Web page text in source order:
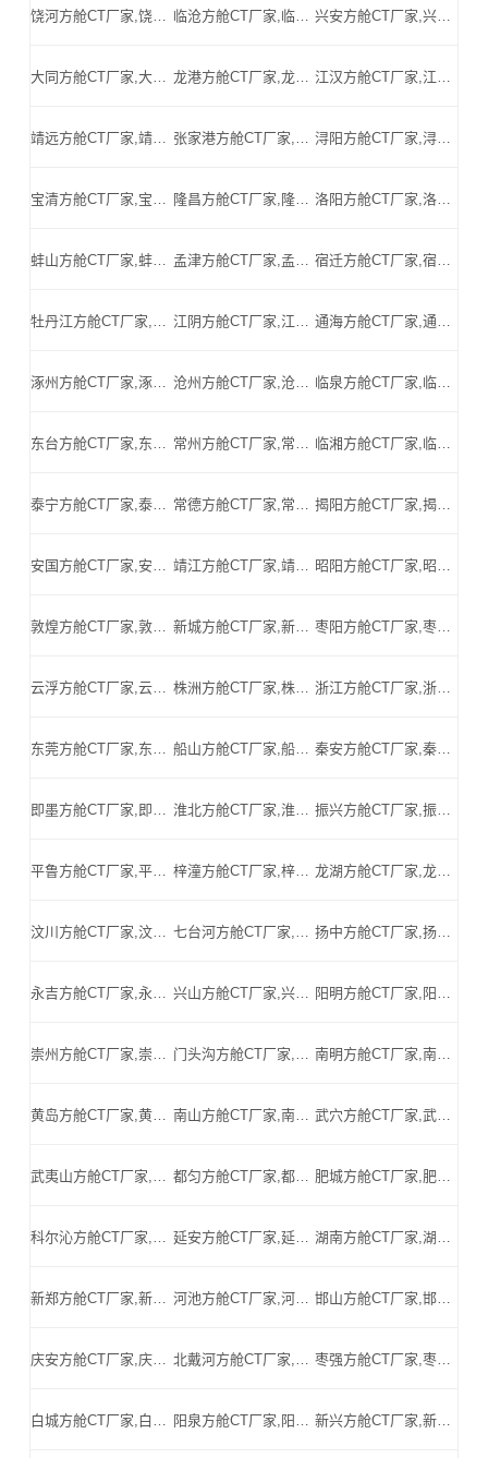
饶河方舱CT厂家,饶河方舱式CT,饶河CT方舱,饶河方舱CT,饶河医用CT方舱,饶河移动方舱CT-饶河医用CT方舱公司 临沧方舱CT厂家,临沧方舱式CT,临沧CT方舱,临沧方舱CT,临沧医用CT方舱,临沧移动方舱CT-临沧医用CT方舱公司 兴安方舱CT厂家,兴安方舱式CT,兴安CT方舱,兴安方舱CT,兴安医用CT方舱,兴安移动方舱CT-兴安医用CT方舱公司
大同方舱CT厂家,大同方舱式CT,大同CT方舱,大同方舱CT,大同医用CT方舱,大同移动方舱CT-大同医用CT方舱公司 龙港方舱CT厂家,龙港方舱式CT,龙港CT方舱,龙港方舱CT,龙港医用CT方舱,龙港移动方舱CT-龙港医用CT方舱公司 江汉方舱CT厂家,江汉方舱式CT,江汉CT方舱,江汉方舱CT,江汉医用CT方舱,江汉移动方舱CT-江汉医用CT方舱公司
靖远方舱CT厂家,靖远方舱式CT,靖远CT方舱,靖远方舱CT,靖远医用CT方舱,靖远移动方舱CT-靖远医用CT方舱公司 张家港方舱CT厂家,张家港方舱式CT,张家港CT方舱,张家港方舱CT,张家港医用CT方舱,张家港移动方舱CT-张家港医用CT方舱公司 浔阳方舱CT厂家,浔阳方舱式CT,浔阳CT方舱,浔阳方舱CT,浔阳医用CT方舱,浔阳移动方舱CT-浔阳医用CT方舱公司
宝清方舱CT厂家,宝清方舱式CT,宝清CT方舱,宝清方舱CT,宝清医用CT方舱,宝清移动方舱CT-宝清医用CT方舱公司 隆昌方舱CT厂家,隆昌方舱式CT,隆昌CT方舱,隆昌方舱CT,隆昌医用CT方舱,隆昌移动方舱CT-隆昌医用CT方舱公司 洛阳方舱CT厂家,洛阳方舱式CT,洛阳CT方舱,洛阳方舱CT,洛阳医用CT方舱,洛阳移动方舱CT-洛阳医用CT方舱公司
蚌山方舱CT厂家,蚌山方舱式CT,蚌山CT方舱,蚌山方舱CT,蚌山医用CT方舱,蚌山移动方舱CT-蚌山医用CT方舱公司 孟津方舱CT厂家,孟津方舱式CT,孟津CT方舱,孟津方舱CT,孟津医用CT方舱,孟津移动方舱CT-孟津医用CT方舱公司 宿迁方舱CT厂家,宿迁方舱式CT,宿迁CT方舱,宿迁方舱CT,宿迁医用CT方舱,宿迁移动方舱CT-宿迁医用CT方舱公司
牡丹江方舱CT厂家,牡丹江方舱式CT,牡丹江CT方舱,牡丹江方舱CT,牡丹江医用CT方舱,牡丹江移动方舱CT-牡丹江医用CT方舱公司 江阴方舱CT厂家,江阴方舱式CT,江阴CT方舱,江阴方舱CT,江阴医用CT方舱,江阴移动方舱CT-江阴医用CT方舱公司 通海方舱CT厂家,通海方舱式CT,通海CT方舱,通海方舱CT,通海医用CT方舱,通海移动方舱CT-通海医用CT方舱公司
涿州方舱CT厂家,涿州方舱式CT,涿州CT方舱,涿州方舱CT,涿州医用CT方舱,涿州移动方舱CT-涿州医用CT方舱公司 沧州方舱CT厂家,沧州方舱式CT,沧州CT方舱,沧州方舱CT,沧州医用CT方舱,沧州移动方舱CT-沧州医用CT方舱公司 临泉方舱CT厂家,临泉方舱式CT,临泉CT方舱,临泉方舱CT,临泉医用CT方舱,临泉移动方舱CT-临泉医用CT方舱公司
东台方舱CT厂家,东台方舱式CT,东台CT方舱,东台方舱CT,东台医用CT方舱,东台移动方舱CT-东台医用CT方舱公司 常州方舱CT厂家,常州方舱式CT,常州CT方舱,常州方舱CT,常州医用CT方舱,常州移动方舱CT-常州医用CT方舱公司 临湘方舱CT厂家,临湘方舱式CT,临湘CT方舱,临湘方舱CT,临湘医用CT方舱,临湘移动方舱CT-临湘医用CT方舱公司
泰宁方舱CT厂家,泰宁方舱式CT,泰宁CT方舱,泰宁方舱CT,泰宁医用CT方舱,泰宁移动方舱CT-泰宁医用CT方舱公司 常德方舱CT厂家,常德方舱式CT,常德CT方舱,常德方舱CT,常德医用CT方舱,常德移动方舱CT-常德医用CT方舱公司 揭阳方舱CT厂家,揭阳方舱式CT,揭阳CT方舱,揭阳方舱CT,揭阳医用CT方舱,揭阳移动方舱CT-揭阳医用CT方舱公司
安国方舱CT厂家,安国方舱式CT,安国CT方舱,安国方舱CT,安国医用CT方舱,安国移动方舱CT-安国医用CT方舱公司 靖江方舱CT厂家,靖江方舱式CT,靖江CT方舱,靖江方舱CT,靖江医用CT方舱,靖江移动方舱CT-靖江医用CT方舱公司 昭阳方舱CT厂家,昭阳方舱式CT,昭阳CT方舱,昭阳方舱CT,昭阳医用CT方舱,昭阳移动方舱CT-昭阳医用CT方舱公司
敦煌方舱CT厂家,敦煌方舱式CT,敦煌CT方舱,敦煌方舱CT,敦煌医用CT方舱,敦煌移动方舱CT-敦煌医用CT方舱公司 新城方舱CT厂家,新城方舱式CT,新城CT方舱,新城方舱CT,新城医用CT方舱,新城移动方舱CT-新城医用CT方舱公司 枣阳方舱CT厂家,枣阳方舱式CT,枣阳CT方舱,枣阳方舱CT,枣阳医用CT方舱,枣阳移动方舱CT-枣阳医用CT方舱公司
云浮方舱CT厂家,云浮方舱式CT,云浮CT方舱,云浮方舱CT,云浮医用CT方舱,云浮移动方舱CT-云浮医用CT方舱公司 株洲方舱CT厂家,株洲方舱式CT,株洲CT方舱,株洲方舱CT,株洲医用CT方舱,株洲移动方舱CT-株洲医用CT方舱公司 浙江方舱CT厂家,浙江方舱式CT,浙江CT方舱,浙江方舱CT,浙江医用CT方舱,浙江移动方舱CT-浙江医用CT方舱公司
东莞方舱CT厂家,东莞方舱式CT,东莞CT方舱,东莞方舱CT,东莞医用CT方舱,东莞移动方舱CT-东莞医用CT方舱公司 船山方舱CT厂家,船山方舱式CT,船山CT方舱,船山方舱CT,船山医用CT方舱,船山移动方舱CT-船山医用CT方舱公司 秦安方舱CT厂家,秦安方舱式CT,秦安CT方舱,秦安方舱CT,秦安医用CT方舱,秦安移动方舱CT-秦安医用CT方舱公司
即墨方舱CT厂家,即墨方舱式CT,即墨CT方舱,即墨方舱CT,即墨医用CT方舱,即墨移动方舱CT-即墨医用CT方舱公司 淮北方舱CT厂家,淮北方舱式CT,淮北CT方舱,淮北方舱CT,淮北医用CT方舱,淮北移动方舱CT-淮北医用CT方舱公司 振兴方舱CT厂家,振兴方舱式CT,振兴CT方舱,振兴方舱CT,振兴医用CT方舱,振兴移动方舱CT-振兴医用CT方舱公司
平鲁方舱CT厂家,平鲁方舱式CT,平鲁CT方舱,平鲁方舱CT,平鲁医用CT方舱,平鲁移动方舱CT-平鲁医用CT方舱公司 梓潼方舱CT厂家,梓潼方舱式CT,梓潼CT方舱,梓潼方舱CT,梓潼医用CT方舱,梓潼移动方舱CT-梓潼医用CT方舱公司 龙湖方舱CT厂家,龙湖方舱式CT,龙湖CT方舱,龙湖方舱CT,龙湖医用CT方舱,龙湖移动方舱CT-龙湖医用CT方舱公司
汶川方舱CT厂家,汶川方舱式CT,汶川CT方舱,汶川方舱CT,汶川医用CT方舱,汶川移动方舱CT-汶川医用CT方舱公司 七台河方舱CT厂家,七台河方舱式CT,七台河CT方舱,七台河方舱CT,七台河医用CT方舱,七台河移动方舱CT-七台河医用CT方舱公司 扬中方舱CT厂家,扬中方舱式CT,扬中CT方舱,扬中方舱CT,扬中医用CT方舱,扬中移动方舱CT-扬中医用CT方舱公司
永吉方舱CT厂家,永吉方舱式CT,永吉CT方舱,永吉方舱CT,永吉医用CT方舱,永吉移动方舱CT-永吉医用CT方舱公司 兴山方舱CT厂家,兴山方舱式CT,兴山CT方舱,兴山方舱CT,兴山医用CT方舱,兴山移动方舱CT-兴山医用CT方舱公司 阳明方舱CT厂家,阳明方舱式CT,阳明CT方舱,阳明方舱CT,阳明医用CT方舱,阳明移动方舱CT-阳明医用CT方舱公司
崇州方舱CT厂家,崇州方舱式CT,崇州CT方舱,崇州方舱CT,崇州医用CT方舱,崇州移动方舱CT-崇州医用CT方舱公司 门头沟方舱CT厂家,门头沟方舱式CT,门头沟CT方舱,门头沟方舱CT,门头沟医用CT方舱,门头沟移动方舱CT-门头沟医用CT方舱公司 南明方舱CT厂家,南明方舱式CT,南明CT方舱,南明方舱CT,南明医用CT方舱,南明移动方舱CT-南明医用CT方舱公司
黄岛方舱CT厂家,黄岛方舱式CT,黄岛CT方舱,黄岛方舱CT,黄岛医用CT方舱,黄岛移动方舱CT-黄岛医用CT方舱公司 南山方舱CT厂家,南山方舱式CT,南山CT方舱,南山方舱CT,南山医用CT方舱,南山移动方舱CT-南山医用CT方舱公司 武穴方舱CT厂家,武穴方舱式CT,武穴CT方舱,武穴方舱CT,武穴医用CT方舱,武穴移动方舱CT-武穴医用CT方舱公司
武夷山方舱CT厂家,武夷山方舱式CT,武夷山CT方舱,武夷山方舱CT,武夷山医用CT方舱,武夷山移动方舱CT-武夷山医用CT方舱公司 都匀方舱CT厂家,都匀方舱式CT,都匀CT方舱,都匀方舱CT,都匀医用CT方舱,都匀移动方舱CT-都匀医用CT方舱公司 肥城方舱CT厂家,肥城方舱式CT,肥城CT方舱,肥城方舱CT,肥城医用CT方舱,肥城移动方舱CT-肥城医用CT方舱公司
科尔沁方舱CT厂家,科尔沁方舱式CT,科尔沁CT方舱,科尔沁方舱CT,科尔沁医用CT方舱,科尔沁移动方舱CT-科尔沁医用CT方舱公司 延安方舱CT厂家,延安方舱式CT,延安CT方舱,延安方舱CT,延安医用CT方舱,延安移动方舱CT-延安医用CT方舱公司 湖南方舱CT厂家,湖南方舱式CT,湖南CT方舱,湖南方舱CT,湖南医用CT方舱,湖南移动方舱CT-湖南医用CT方舱公司
新郑方舱CT厂家,新郑方舱式CT,新郑CT方舱,新郑方舱CT,新郑医用CT方舱,新郑移动方舱CT-新郑医用CT方舱公司 河池方舱CT厂家,河池方舱式CT,河池CT方舱,河池方舱CT,河池医用CT方舱,河池移动方舱CT-河池医用CT方舱公司 邯山方舱CT厂家,邯山方舱式CT,邯山CT方舱,邯山方舱CT,邯山医用CT方舱,邯山移动方舱CT-邯山医用CT方舱公司
庆安方舱CT厂家,庆安方舱式CT,庆安CT方舱,庆安方舱CT,庆安医用CT方舱,庆安移动方舱CT-庆安医用CT方舱公司 北戴河方舱CT厂家,北戴河方舱式CT,北戴河CT方舱,北戴河方舱CT,北戴河医用CT方舱,北戴河移动方舱CT-北戴河医用CT方舱公司 枣强方舱CT厂家,枣强方舱式CT,枣强CT方舱,枣强方舱CT,枣强医用CT方舱,枣强移动方舱CT-枣强医用CT方舱公司
白城方舱CT厂家,白城方舱式CT,白城CT方舱,白城方舱CT,白城医用CT方舱,白城移动方舱CT-白城医用CT方舱公司 阳泉方舱CT厂家,阳泉方舱式CT,阳泉CT方舱,阳泉方舱CT,阳泉医用CT方舱,阳泉移动方舱CT-阳泉医用CT方舱公司 新兴方舱CT厂家,新兴方舱式CT,新兴CT方舱,新兴方舱CT,新兴医用CT方舱,新兴移动方舱CT-新兴医用CT方舱公司